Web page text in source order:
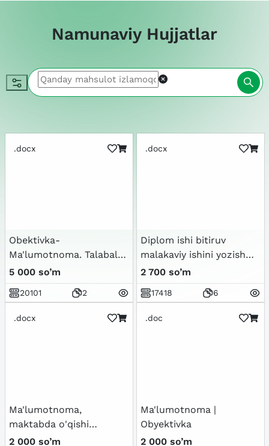
Namunaviy Hujjatlar
.docx
Obektivka-
Ma'lumotnoma. Talabalar
uchun
5 000 so’m
20101 2
.docx
Diplom ishi bitiruv
malakaviy ishini yozish
tartibi namuna
2 700 so’m
17418 6
.docx
Ma'lumotnoma,
maktabda o'qishi
to'g'risida
2 000 so’m
.doc
Ma'lumotnoma |
Obyektivka
2 000 so’m